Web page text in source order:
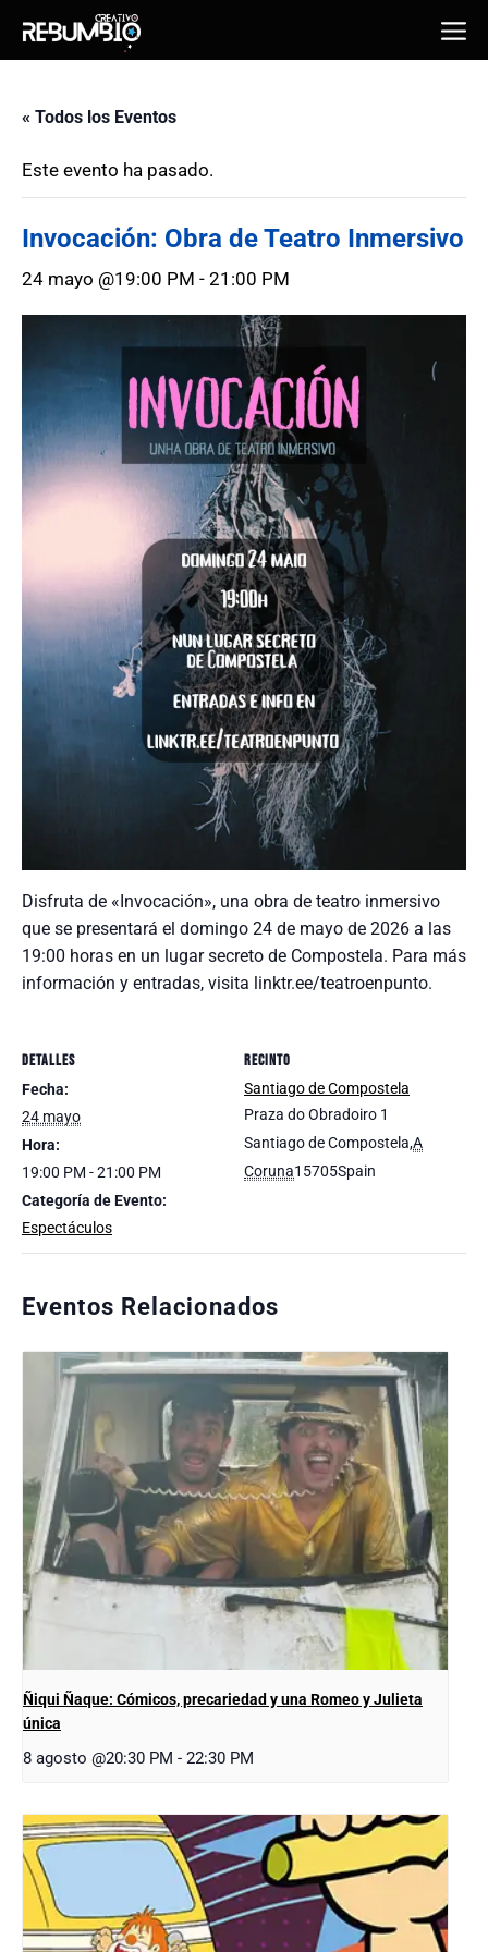
contenido
« Todos los Eventos
Este evento ha pasado.
Invocación: Obra de Teatro Inmersivo
24 mayo @19:00 PM - 21:00 PM
Disfruta de «Invocación», una obra de teatro inmersivo
que se presentará el domingo 24 de mayo de 2026 a las
19:00 horas en un lugar secreto de Compostela. Para más
información y entradas, visita linktr.ee/teatroenpunto.
DETALLES
Fecha:
24 mayo
Hora:
19:00 PM - 21:00 PM
Categoría de Evento:
Espectáculos
RECINTO
Santiago de Compostela
Praza do Obradoiro 1
Santiago de Compostela,A
Coruna15705Spain
Eventos Relacionados
Ñiqui Ñaque: Cómicos, precariedad y una Romeo y Julieta
única
8 agosto @20:30 PM - 22:30 PM